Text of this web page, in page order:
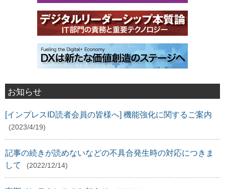
お知らせ
[インプレスID読者会員の皆様へ] 機能強化に関するご案内
(2023/4/19)
記事の続きが読めないなどの不具合発生時の対応につきま
して
(2022/12/14)